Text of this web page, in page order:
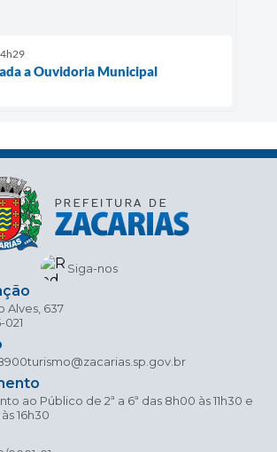
a Ouvidoria Municipal
Siga-nos
Alves, 637
021
turismo@zacarias.sp.gov.br
ao Público de 2ª a 6ª das 8h00 às 11h30 e
16h30